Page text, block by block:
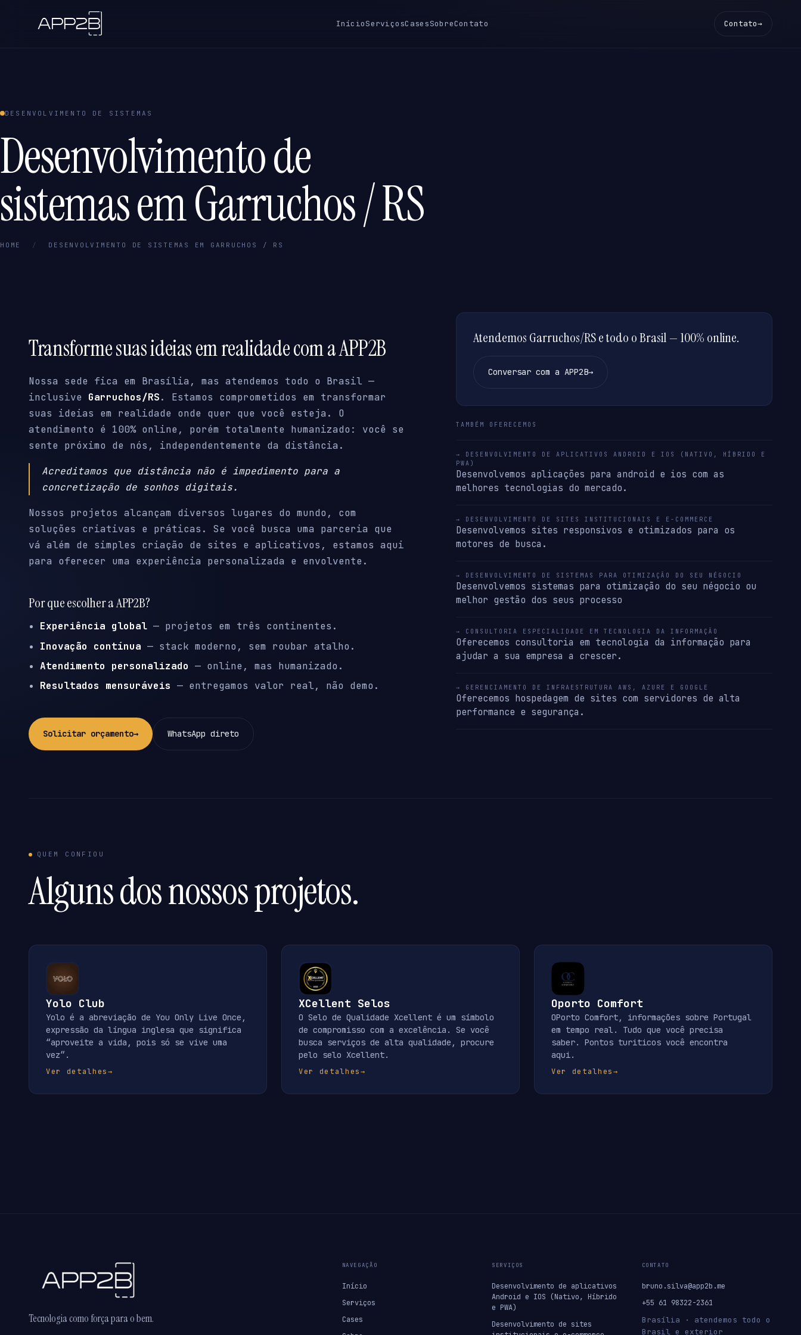
InícioServiçosCasesSobreContato Contato→
DESENVOLVIMENTO DE SISTEMAS
Desenvolvimento de
sistemas em Garruchos / RS
HOME / DESENVOLVIMENTO DE SISTEMAS EM GARRUCHOS / RS
Transforme suas ideias em realidade com a APP2B
Nossa sede fica em Brasília, mas atendemos todo o Brasil —
inclusive Garruchos/RS. Estamos comprometidos em transformar
suas ideias em realidade onde quer que você esteja. O
atendimento é 100% online, porém totalmente humanizado: você se
sente próximo de nós, independentemente da distância.
Acreditamos que distância não é impedimento para a
concretização de sonhos digitais.
Nossos projetos alcançam diversos lugares do mundo, com
soluções criativas e práticas. Se você busca uma parceria que
vá além de simples criação de sites e aplicativos, estamos aqui
para oferecer uma experiência personalizada e envolvente.
Por que escolher a APP2B?
Experiência global — projetos em três continentes.
Inovação contínua — stack moderno, sem roubar atalho.
Atendimento personalizado — online, mas humanizado.
Resultados mensuráveis — entregamos valor real, não demo.
Solicitar orçamento→ WhatsApp direto
Atendemos Garruchos/RS e todo o Brasil — 100% online.
Conversar com a APP2B→
TAMBÉM OFERECEMOS
→ DESENVOLVIMENTO DE APLICATIVOS ANDROID E IOS (NATIVO, HÍBRIDO E
PWA)
Desenvolvemos aplicações para android e ios com as
melhores tecnologias do mercado.
→ DESENVOLVIMENTO DE SITES INSTITUCIONAIS E E-COMMERCE
Desenvolvemos sites responsivos e otimizados para os
motores de busca.
→ DESENVOLVIMENTO DE SISTEMAS PARA OTIMIZAÇÃO DO SEU NÉGOCIO
Desenvolvemos sistemas para otimização do seu négocio ou
melhor gestão dos seus processo
→ CONSULTORIA ESPECIALIDADE EM TECNOLOGIA DA INFORMAÇÃO
Oferecemos consultoria em tecnologia da informação para
ajudar a sua empresa a crescer.
→ GERENCIAMENTO DE INFRAESTRUTURA AWS, AZURE E GOOGLE
Oferecemos hospedagem de sites com servidores de alta
performance e segurança.
QUEM CONFIOU
Alguns dos nossos projetos.
Yolo Club
Yolo é a abreviação de You Only Live Once,
expressão da língua inglesa que significa
“aproveite a vida, pois só se vive uma
vez”.
Ver detalhes→
XCellent Selos
O Selo de Qualidade Xcellent é um símbolo
de compromisso com a excelência. Se você
busca serviços de alta qualidade, procure
pelo selo Xcellent.
Ver detalhes→
Oporto Comfort
OPorto Comfort, informações sobre Portugal
em tempo real. Tudo que você precisa
saber. Pontos turiticos você encontra
aqui.
Ver detalhes→
Tecnologia como força para o bem.
NAVEGAÇÃO
Início
Serviços
Cases
SERVIÇOS
Desenvolvimento de aplicativos
Android e IOS (Nativo, Híbrido
e PWA)
Desenvolvimento de sites
CONTATO
bruno.silva@app2b.me
+55 61 98322-2361
Brasília · atendemos todo o
Brasil e exterior